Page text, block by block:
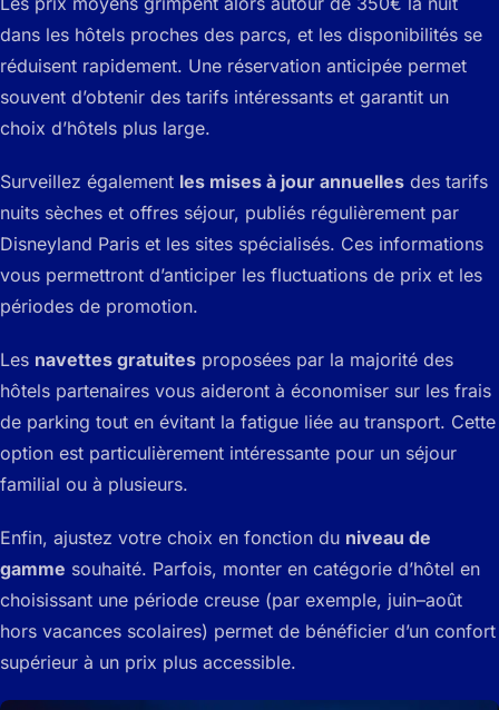
dans les hôtels proches des parcs, et les disponibilités se
réduisent rapidement. Une réservation anticipée permet
souvent d’obtenir des tarifs intéressants et garantit un
choix d’hôtels plus large.
Surveillez également les mises à jour annuelles des tarifs
nuits sèches et offres séjour, publiés régulièrement par
Disneyland Paris et les sites spécialisés. Ces informations
vous permettront d’anticiper les fluctuations de prix et les
périodes de promotion.
Les navettes gratuites proposées par la majorité des
hôtels partenaires vous aideront à économiser sur les frais
de parking tout en évitant la fatigue liée au transport. Cette
option est particulièrement intéressante pour un séjour
familial ou à plusieurs.
Enfin, ajustez votre choix en fonction du niveau de
gamme souhaité. Parfois, monter en catégorie d’hôtel en
choisissant une période creuse (par exemple, juin–août
hors vacances scolaires) permet de bénéficier d’un confort
supérieur à un prix plus accessible.